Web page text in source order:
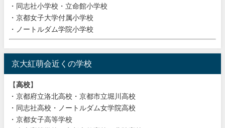
・同志社小学校・立命館小学校
・京都女子大学付属小学校
・ノートルダム学院小学校
京大紅萌会近くの学校
【高校】
・京都府立洛北高校・京都市立堀川高校
・同志社高校・ノートルダム女学院高校
・京都女子高等学校